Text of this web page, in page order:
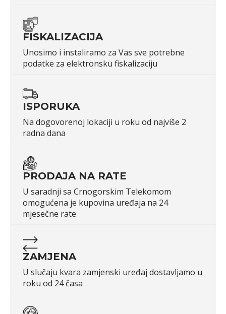
FISKALIZACIJA
Unosimo i instaliramo za Vas sve potrebne
podatke za elektronsku fiskalizaciju
ISPORUKA
Na dogovorenoj lokaciji u roku od najviše 2
radna dana
PRODAJA NA RATE
U saradnji sa Crnogorskim Telekomom
omogućena je kupovina uređaja na 24
mjesečne rate
ZAMJENA
U slučaju kvara zamjenski uređaj dostavljamo u
roku od 24 časa